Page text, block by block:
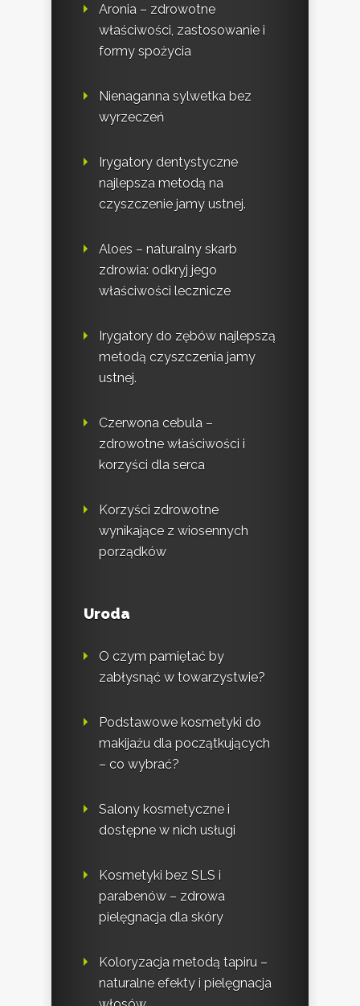
Aronia – zdrowotne
właściwości, zastosowanie i
formy spożycia
Nienaganna sylwetka bez
wyrzeczeń
Irygatory dentystyczne
najlepsza metodą na
czyszczenie jamy ustnej.
Aloes – naturalny skarb
zdrowia: odkryj jego
właściwości lecznicze
Irygatory do zębów najlepszą
metodą czyszczenia jamy
ustnej.
Czerwona cebula –
zdrowotne właściwości i
korzyści dla serca
Korzyści zdrowotne
wynikające z wiosennych
porządków
Uroda
O czym pamiętać by
zabłysnąć w towarzystwie?
Podstawowe kosmetyki do
makijażu dla początkujących
– co wybrać?
Salony kosmetyczne i
dostępne w nich usługi
Kosmetyki bez SLS i
parabenów – zdrowa
pielęgnacja dla skóry
Koloryzacja metodą tapiru –
naturalne efekty i pielęgnacja